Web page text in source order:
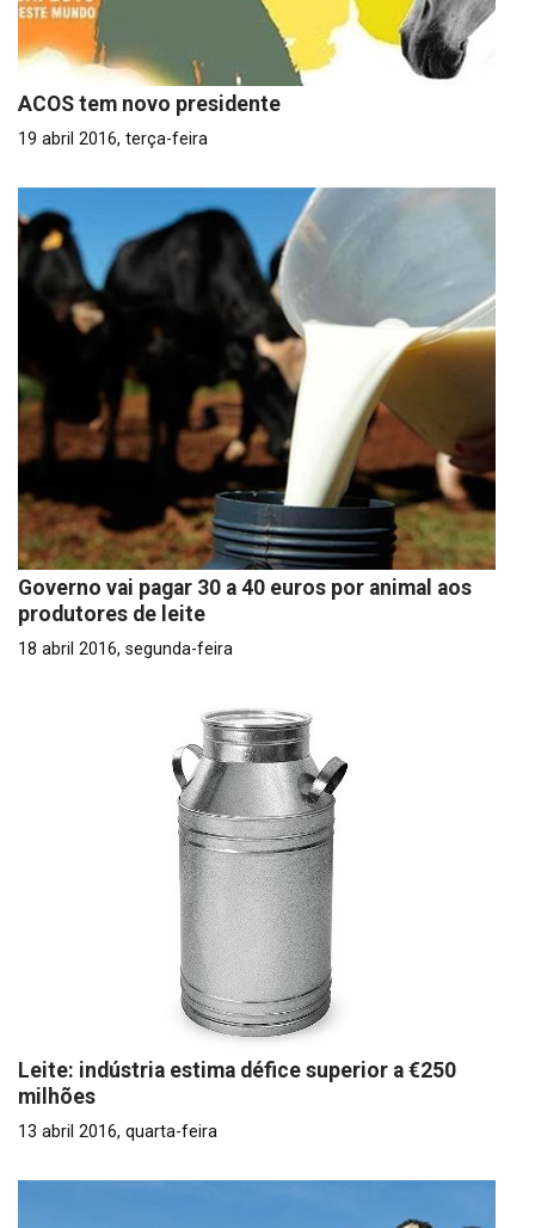
ACOS tem novo presidente
19 abril 2016, terça-feira
Governo vai pagar 30 a 40 euros por animal aos
produtores de leite
18 abril 2016, segunda-feira
Leite: indústria estima défice superior a €250
milhões
13 abril 2016, quarta-feira